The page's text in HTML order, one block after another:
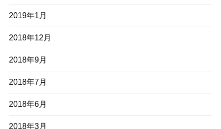
2019年1月
2018年12月
2018年9月
2018年7月
2018年6月
2018年3月